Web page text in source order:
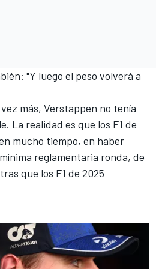
"Y luego el peso volverá a
más, Verstappen no tenía
La realidad es que los F1 de
mucho tiempo, en haber
reglamentaria ronda, de
que los F1 de 2025